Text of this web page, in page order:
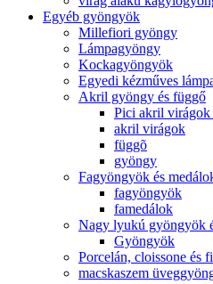
Egyéb gyöngyök
Millefiori gyöngy
Lámpagyöngy
Kockagyöngyök
Egyedi kézműves
Akril gyöngy és függő
Pici akril virágok
akril virágok
függõ
gyöngy
Fagyöngyök és
fagyöngyök
famedálok
Nagy lyukú gyöngyök
Gyöngyök
Porcelán, cloissone és
macskaszem